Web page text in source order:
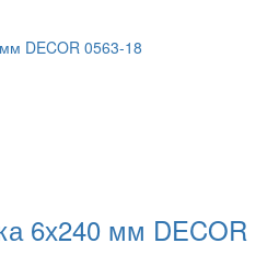
6х240 мм DECOR